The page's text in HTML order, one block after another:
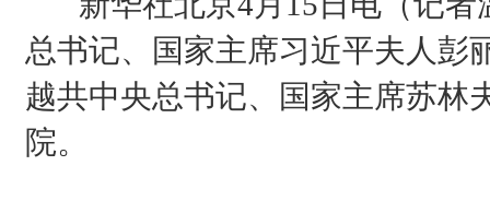
总书记、国家主席习近平夫人彭
越共中央总书记、国家主席苏林
院。